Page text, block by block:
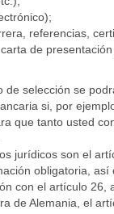
referencias,
de presentación
selección se
si, por
que tanto usted
jurídicos son el
obligatoria,
con el artículo
de Alemania, el